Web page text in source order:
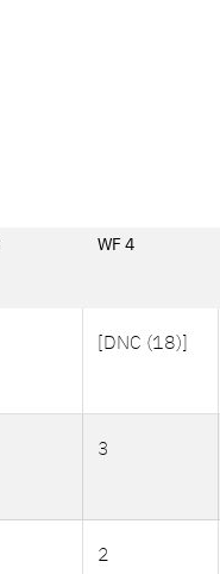
WF 4
[DNC (18)]
3
2